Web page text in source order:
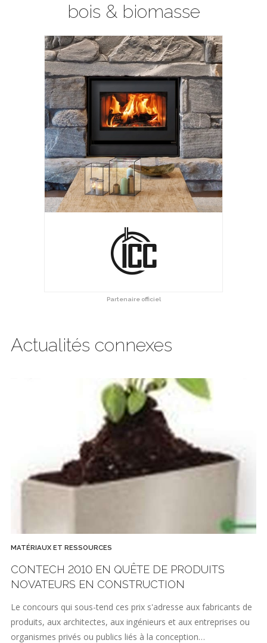
bois & biomasse
Partenaire officiel
Actualités connexes
MATÉRIAUX ET RESSOURCES
CONTECH 2010 EN QUÊTE DE PRODUITS
NOVATEURS EN CONSTRUCTION
Le concours qui sous-tend ces prix s'adresse aux fabricants de
produits, aux architectes, aux ingénieurs et aux entreprises ou
organismes privés ou publics liés à la conception…